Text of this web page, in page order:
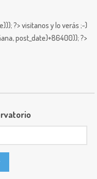
?>visitanos y lo verás ;-)
post_date)+86400)); ?>